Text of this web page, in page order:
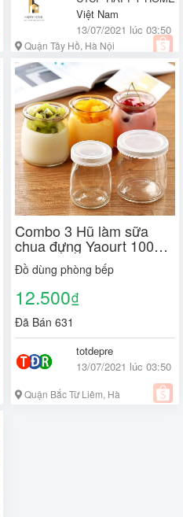
Việt Nam
13/07/2021 lúc 03:50
Quận Tây Hồ, Hà Nội
Combo 3 Hũ làm sữa
chua đựng Yaourt 100ml
thủy tinh dày kiểu dáng
truyền thống loại trơn và
in họa tiết
Đồ dùng phòng bếp
12.500₫
Đã Bán 631
totdepre
13/07/2021 lúc 03:50
Quận Bắc Từ Liêm, Hà